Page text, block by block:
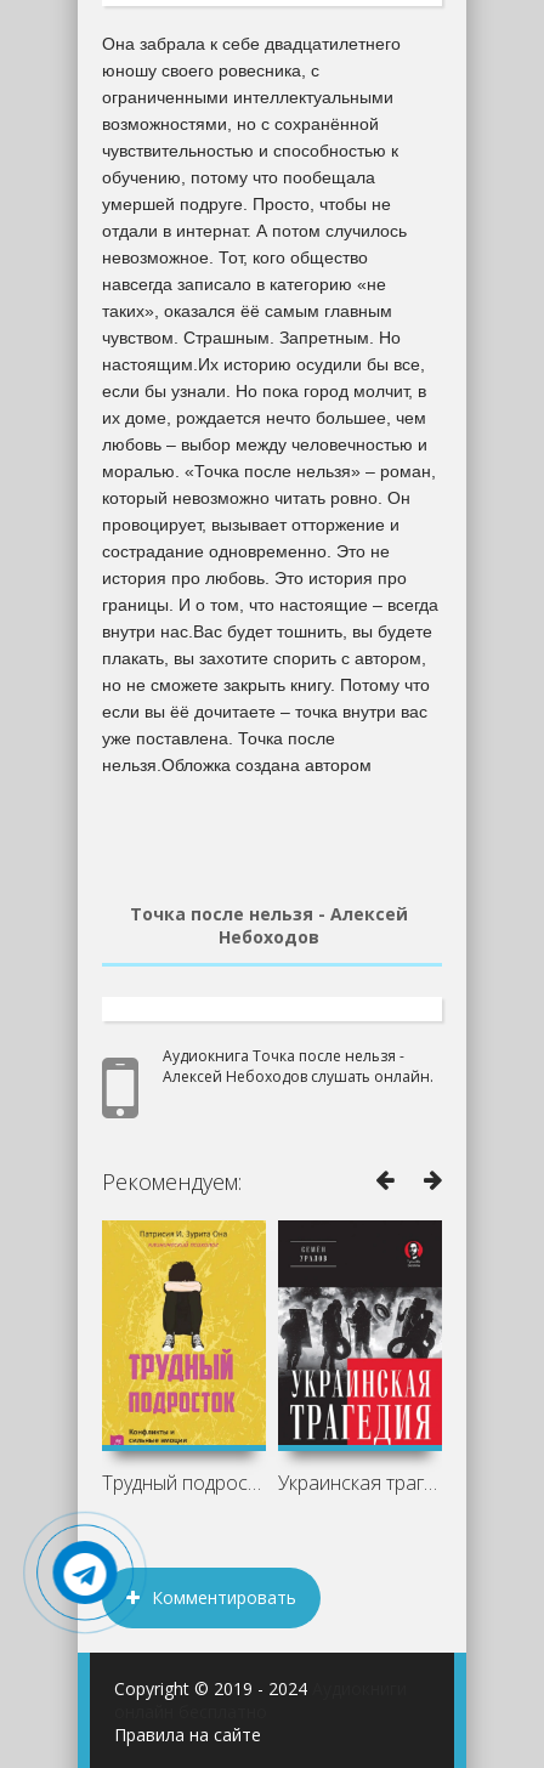
Она забрала к себе двадцатилетнего
юношу своего ровесника, с
ограниченными интеллектуальными
возможностями, но с сохранённой
чувствительностью и способностью к
обучению, потому что пообещала
умершей подруге. Просто, чтобы не
отдали в интернат. А потом случилось
невозможное. Тот, кого общество
навсегда записало в категорию «не
таких», оказался ёё самым главным
чувством. Страшным. Запретным. Но
настоящим.Их историю осудили бы все,
если бы узнали. Но пока город молчит, в
их доме, рождается нечто большее, чем
любовь – выбор между человечностью и
моралью. «Точка после нельзя» – роман,
который невозможно читать ровно. Он
провоцирует, вызывает отторжение и
сострадание одновременно. Это не
история про любовь. Это история про
границы. И о том, что настоящие – всегда
внутри нас.Вас будет тошнить, вы будете
плакать, вы захотите спорить с автором,
но не сможете закрыть книгу. Потому что
если вы ёё дочитаете – точка внутри вас
уже поставлена. Точка после
нельзя.Обложка создана автором
Точка после нельзя - Алексей
Небоходов
Аудиокнига Точка после нельзя -
Алексей Небоходов слушать онлайн.
Рекомендуем:
Трудный подросток. Конфликты и сильные Украинская трагедия. Технологии
Комментировать
Copyright © 2019 - 2024
Правила на сайте